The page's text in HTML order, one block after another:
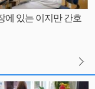
에 있는 이지만 간호